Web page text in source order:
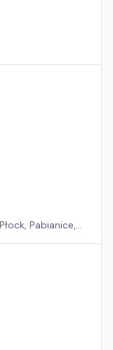
Pabianice,